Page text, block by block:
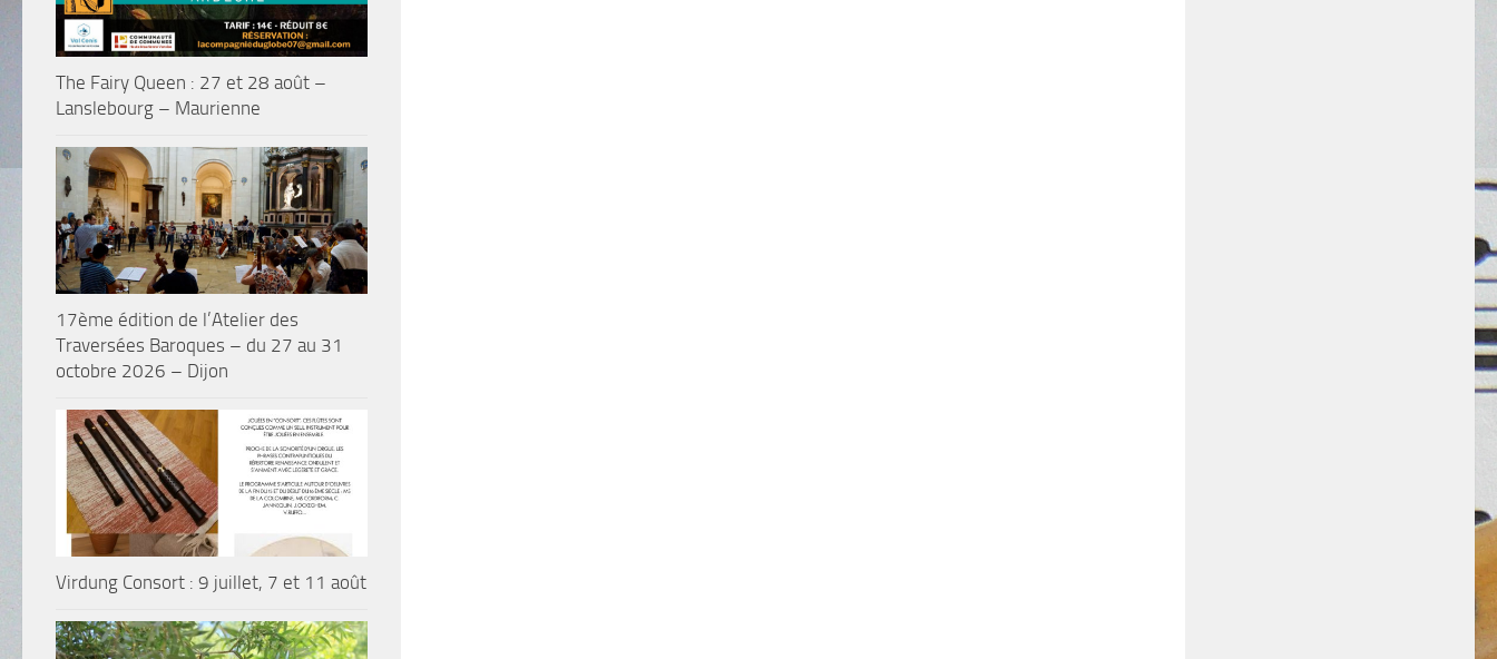
The Fairy Queen : 27 et 28 août –
Lanslebourg – Maurienne
17ème édition de l’Atelier des
Traversées Baroques – du 27 au 31
octobre 2026 – Dijon
Virdung Consort : 9 juillet, 7 et 11 août